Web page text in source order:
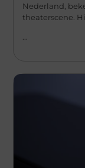
Nederland,
theaterscene.